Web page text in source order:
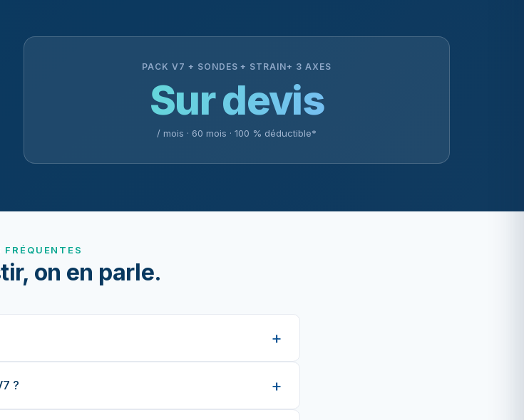
PACK V7 + SONDES + STRAIN+ 3 AXES
Sur devis
/ mois · 60 mois · 100 % déductible*
FRÉQUENTES
on en parle.
?